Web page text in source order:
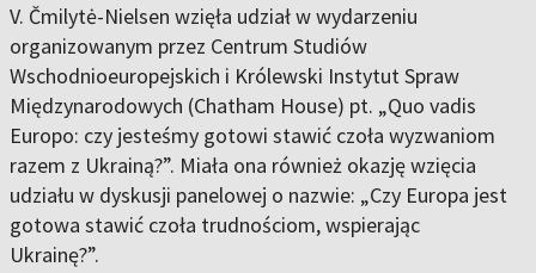
V. Čmilytė-Nielsen wzięła udział w wydarzeniu
organizowanym przez Centrum Studiów
Wschodnioeuropejskich i Królewski Instytut Spraw
Międzynarodowych (Chatham House) pt. „Quo vadis
Europo: czy jesteśmy gotowi stawić czoła wyzwaniom
razem z Ukrainą?”. Miała ona również okazję wzięcia
udziału w dyskusji panelowej o nazwie: „Czy Europa jest
gotowa stawić czoła trudnościom, wspierając
Ukrainę?”.